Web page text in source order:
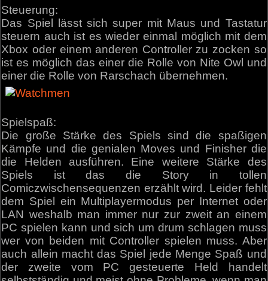
Steuerung:
Das Spiel lässt sich super mit Maus und Tastatur
steuern auch ist es wieder einmal möglich mit dem
Xbox oder einem anderen Controller zu zocken so
ist es möglich das einer die Rolle von Nite Owl und
einer die Rolle von Rarschach übernehmen.
Spielspaß:
Die große Stärke des Spiels sind die spaßigen
Kämpfe und die genialen Moves und Finisher die
die Helden ausführen. Eine weitere Stärke des
Spiels ist das die Story in tollen
Comiczwischensequenzen erzählt wird. Leider fehlt
dem Spiel ein Multiplayermodus per Internet oder
LAN weshalb man immer nur zur zweit an einem
PC spielen kann und sich um drum schlagen muss
wer von beiden mit Controller spielen muss. Aber
auch allein macht das Spiel jede Menge Spaß und
der zweite vom PC gesteuerte Held handelt